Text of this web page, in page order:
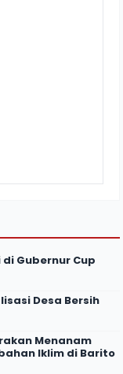
Gubernur Cup
Desa Bersih
Menanam
Iklim di Barito